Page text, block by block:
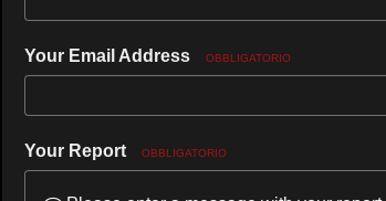
Your Email Address OBBLIGATORIO
Your Report OBBLIGATORIO